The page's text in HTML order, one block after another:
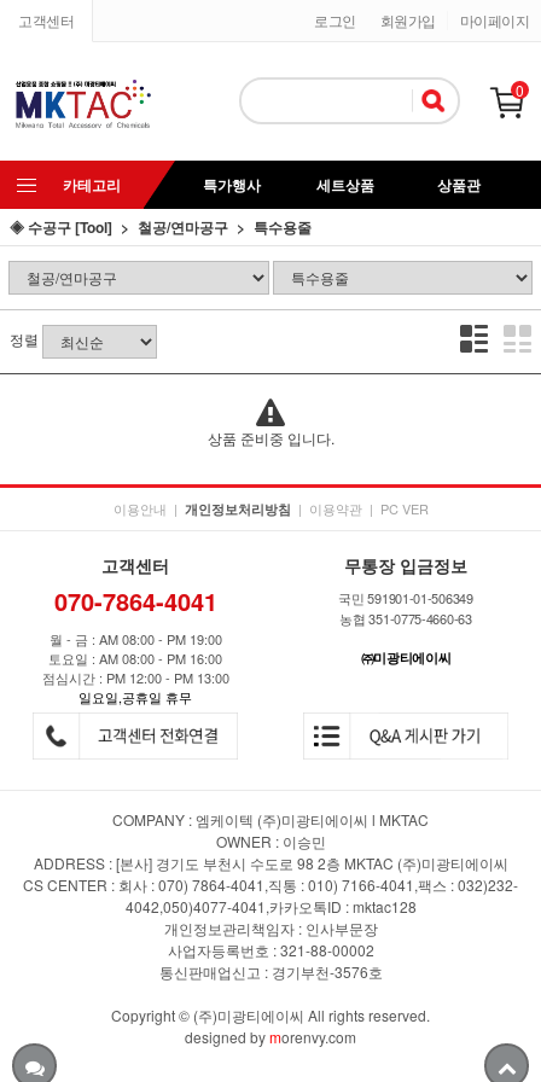
고객센터 마이페이지
회원가입
로그인
0
카테고리 특가행사 세트상품
상품관
◈ 수공구 [Tool]
철공/연마공구 특수용줄
정렬
상품 준비중 입니다.
이용안내 | 개인정보처리방침 | 이용약관 | PC VER
고객센터
070-7864-4041
월 - 금 : AM 08:00 - PM 19:00
토요일 : AM 08:00 - PM 16:00
점심시간 : PM 12:00 - PM 13:00
일요일,공휴일 휴무
무통장 입금정보
국민 591901-01-506349
농협 351-0775-4660-63
㈜미광티에이씨
COMPANY : 엠케이텍 (주)미광티에이씨 l MKTAC
OWNER : 이승민
ADDRESS : [본사] 경기도 부천시 수도로 98 2층 MKTAC (주)미광티에이씨
CS CENTER : 회사 : 070) 7864-4041,직통 : 010) 7166-4041,팩스 : 032)232-
4042,050)4077-4041,카카오톡ID : mktac128
개인정보관리책임자 : 인사부문장
사업자등록번호 : 321-88-00002
통신판매업신고 : 경기부천-3576호
Copyright © (주)미광티에이씨 All rights reserved.
designed bymorenvy.com